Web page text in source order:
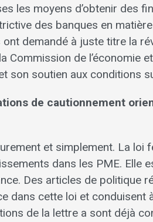
les moyens d’obtenir des
des banques en
demandé à juste titre la
Commission de l’économie
son soutien aux conditions
de cautionnement
et simplement. La loi
dans les PME. Elle
Des articles de politique
dans cette loi et conduisent
de la lettre a sont déjà